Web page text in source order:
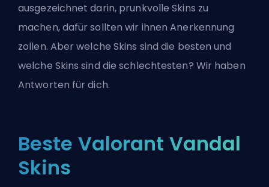
ausgezeichnet darin, prunkvolle Skins zu
machen, dafür sollten wir ihnen Anerkennung
zollen. Aber welche Skins sind die besten und
welche Skins sind die schlechtesten? Wir haben
Antworten für dich.
Beste Valorant Vandal
Skins